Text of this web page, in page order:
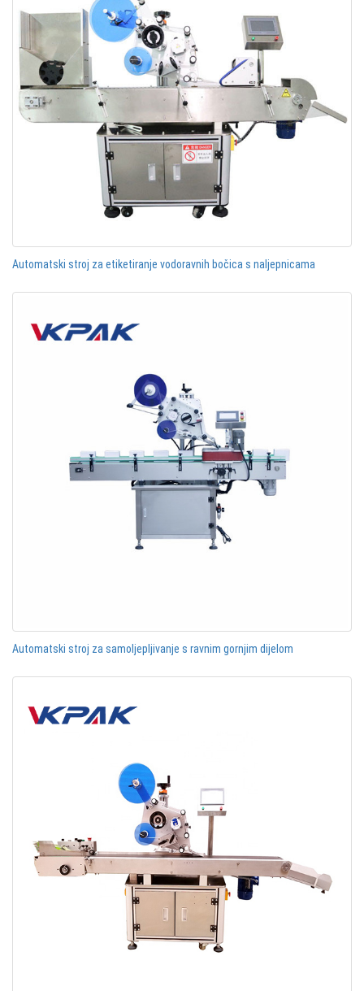
Automatski stroj za etiketiranje vodoravnih bočica s naljepnicama
Automatski stroj za samoljepljivanje s ravnim gornjim dijelom